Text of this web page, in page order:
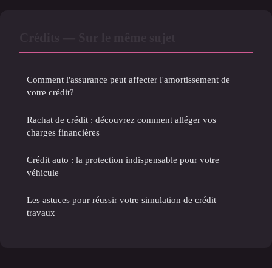
Comment l'assurance peut affecter l'amortissement de
votre crédit?
Rachat de crédit : découvrez comment alléger vos
charges financières
Crédit auto : la protection indispensable pour votre
véhicule
Les astuces pour réussir votre simulation de crédit
travaux